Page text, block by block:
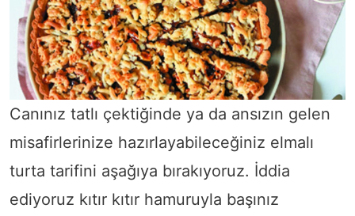
Canınız tatlı çektiğinde ya da ansızın gelen
misafirlerinize hazırlayabileceğiniz elmalı
turta tarifini aşağıya bırakıyoruz. İddia
ediyoruz kıtır kıtır hamuruyla başınız